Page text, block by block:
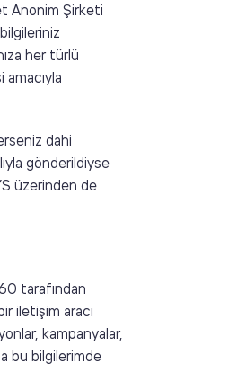
Anonim Şirketi
her türlü
dahi
gönderildiyse
üzerinden de
tarafından
iletişim aracı
kampanyalar,
bu bilgilerimde